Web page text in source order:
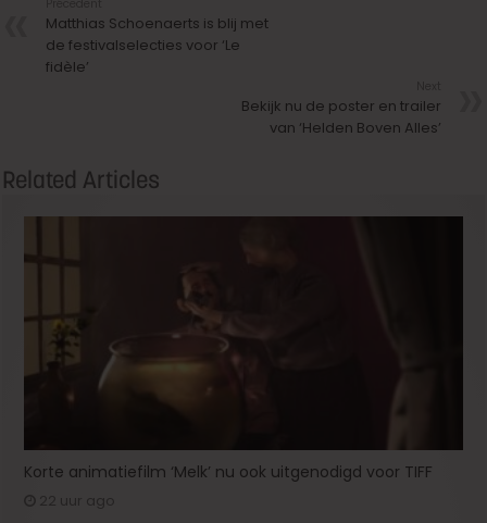
Matthias Schoenaerts is blij met
de festivalselecties voor ‘Le
fidèle’
Bekijk nu de poster en trailer
van ‘Helden Boven Alles’
Related Articles
Korte animatiefilm ‘Melk’ nu ook uitgenodigd voor TIFF
22 uur ago